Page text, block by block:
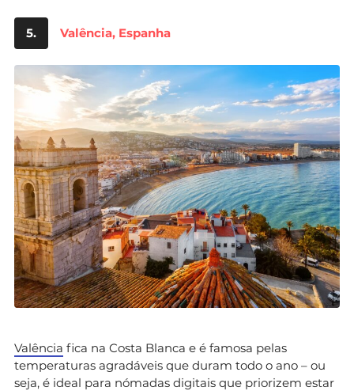
5. Valência, Espanha
Valência fica na Costa Blanca e é famosa pelas
temperaturas agradáveis que duram todo o ano – ou
seja, é ideal para nómadas digitais que priorizem estar